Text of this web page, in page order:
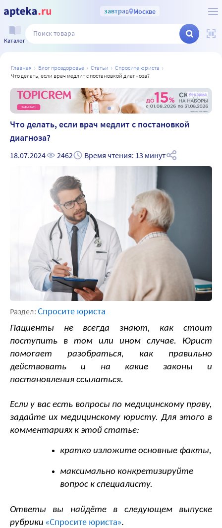
завтрав Москве
Каталог
главная блог проздоровье статьи
спросите юриста
что делать, если врач медлит с постановкой диагноза?
Реклама
Что делать, если врач медлит с постановкой
диагноза?
18.07.2024 2462 Время чтения: 13 минут
Раздел: Спросите юриста
Пациенты не всегда знают, как стоит
поступить в том или ином случае. Юрист
помогает разобраться, как правильно
действовать и на какие законы и
постановления ссылаться.
Если у вас есть вопросы по медицинскому праву,
задайте их медицинскому юристу. Для этого в
комментариях к этой статье:
кратко изложите основные факты,
максимально конкретизируйте
вопрос к специалисту.
Ответы вы найдёте в следующем выпуске
рубрики «Спросите юриста».